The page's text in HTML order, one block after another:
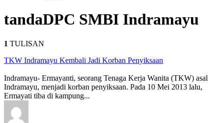
tandaDPC SMBI Indramayu
1 TULISAN
TKW Indramayu Kembali Jadi Korban Penyiksaan
Indramayu- Ermayanti, seorang Tenaga Kerja Wanita (TKW) asal
Indramayu, menjadi korban penyiksaan. Pada 10 Mei 2013 lalu,
Ermayati tiba di kampung...